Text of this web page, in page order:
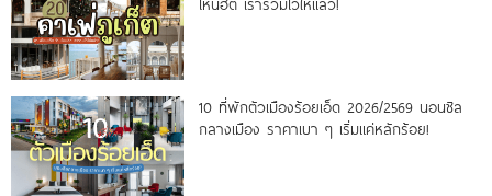
10 ที่พักตัวเมืองร้อยเอ็ด 2026/2569 นอนชิล
กลางเมือง ราคาเบา ๆ เริ่มแค่หลักร้อย!